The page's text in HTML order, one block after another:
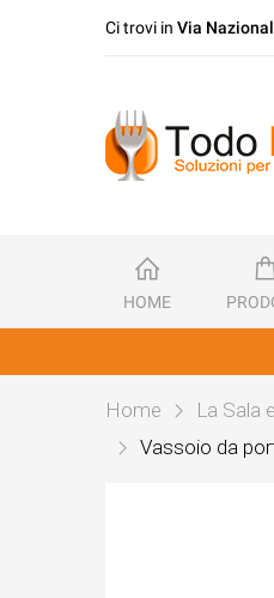
Ci trovi in Via
HOME
Home La Sala
Vassoio da